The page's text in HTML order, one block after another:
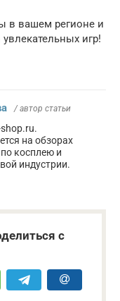
в вашем регионе и
игр!
/ автор статьи
на обзорах
косплею и
индустрии.
с